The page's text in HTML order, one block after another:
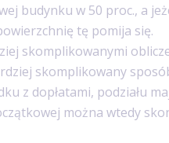
budynku w 50 proc., a
tę pomija się.
skomplikowanymi
skomplikowany
z dopłatami, podziału
można wtedy